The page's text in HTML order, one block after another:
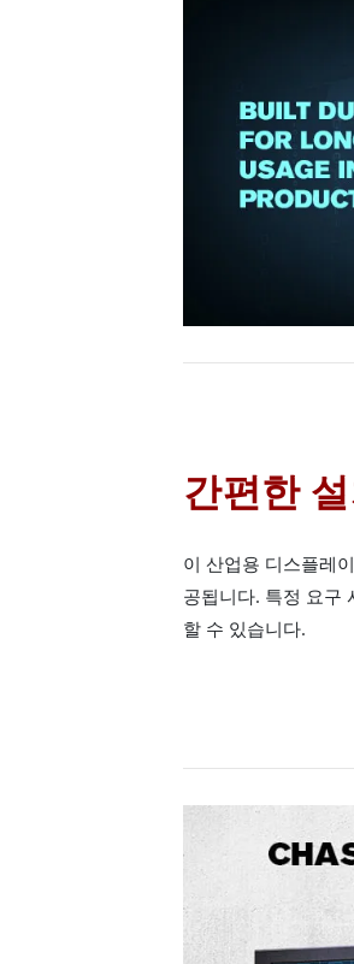
간편한
이 산업용 디스플레
공됩니다. 특정 요구
할 수 있습니다.